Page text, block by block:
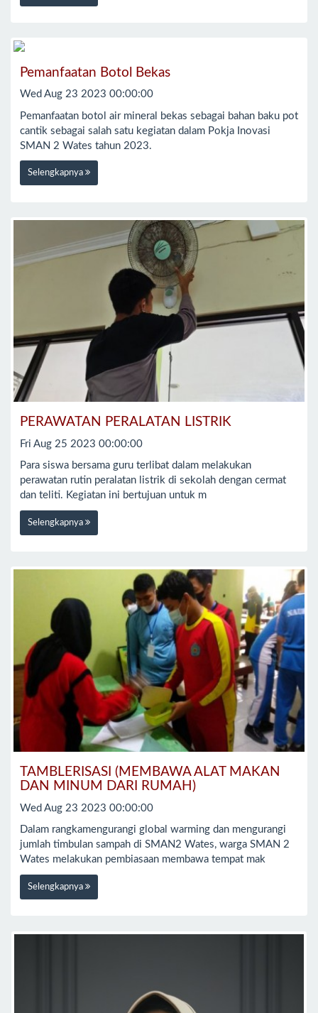
Pemanfaatan Botol Bekas
Wed Aug 23 2023 00:00:00
Pemanfaatan botol air mineral bekas sebagai bahan baku pot
cantik sebagai salah satu kegiatan dalam Pokja Inovasi
SMAN 2 Wates tahun 2023.
Selengkapnya
PERAWATAN PERALATAN LISTRIK
Fri Aug 25 2023 00:00:00
Para siswa bersama guru terlibat dalam melakukan
perawatan rutin peralatan listrik di sekolah dengan cermat
dan teliti. Kegiatan ini bertujuan untuk m
Selengkapnya
TAMBLERISASI (MEMBAWA ALAT MAKAN
DAN MINUM DARI RUMAH)
Wed Aug 23 2023 00:00:00
Dalam rangkamengurangi global warming dan mengurangi
jumlah timbulan sampah di SMAN2 Wates, warga SMAN 2
Wates melakukan pembiasaan membawa tempat mak
Selengkapnya